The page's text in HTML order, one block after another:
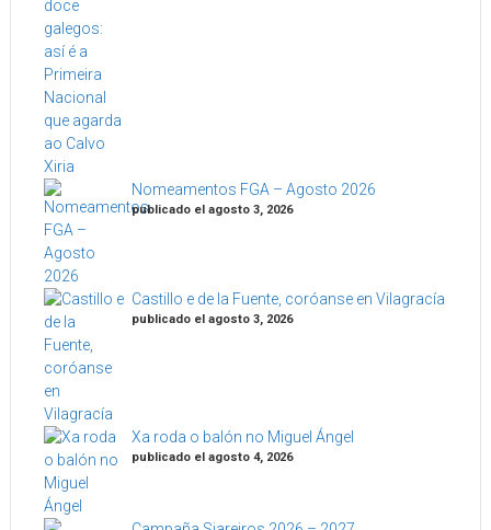
Nomeamentos FGA – Agosto 2026
publicado el agosto 3, 2026
Castillo e de la Fuente, coróanse en Vilagracía
publicado el agosto 3, 2026
Xa roda o balón no Miguel Ángel
publicado el agosto 4, 2026